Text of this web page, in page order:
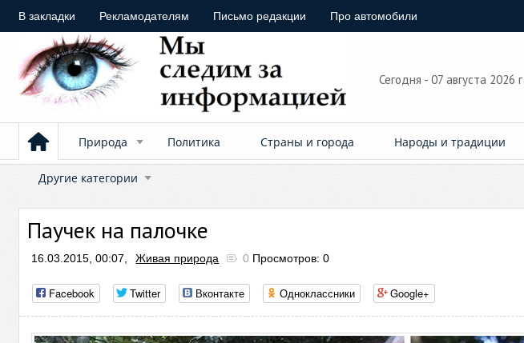
В закладки Рекламодателям Письмо редакции Про автомобили
Сегодня - 07 августа 2026 г
Природа Политика Страны и города Народы и традиции
Другие категории
Паучек на палочке
16.03.2015, 00:07, Живая природа 0 Просмотров: 0
Facebook Twitter Вконтакте Одноклассники Google+